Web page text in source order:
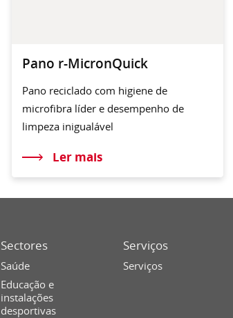
Pano r-MicronQuick
Pano reciclado com higiene de
microfibra líder e desempenho de
limpeza inigualável
Ler mais
Sectores
Saúde
Educação e
instalações
desportivas
Serviços
Serviços